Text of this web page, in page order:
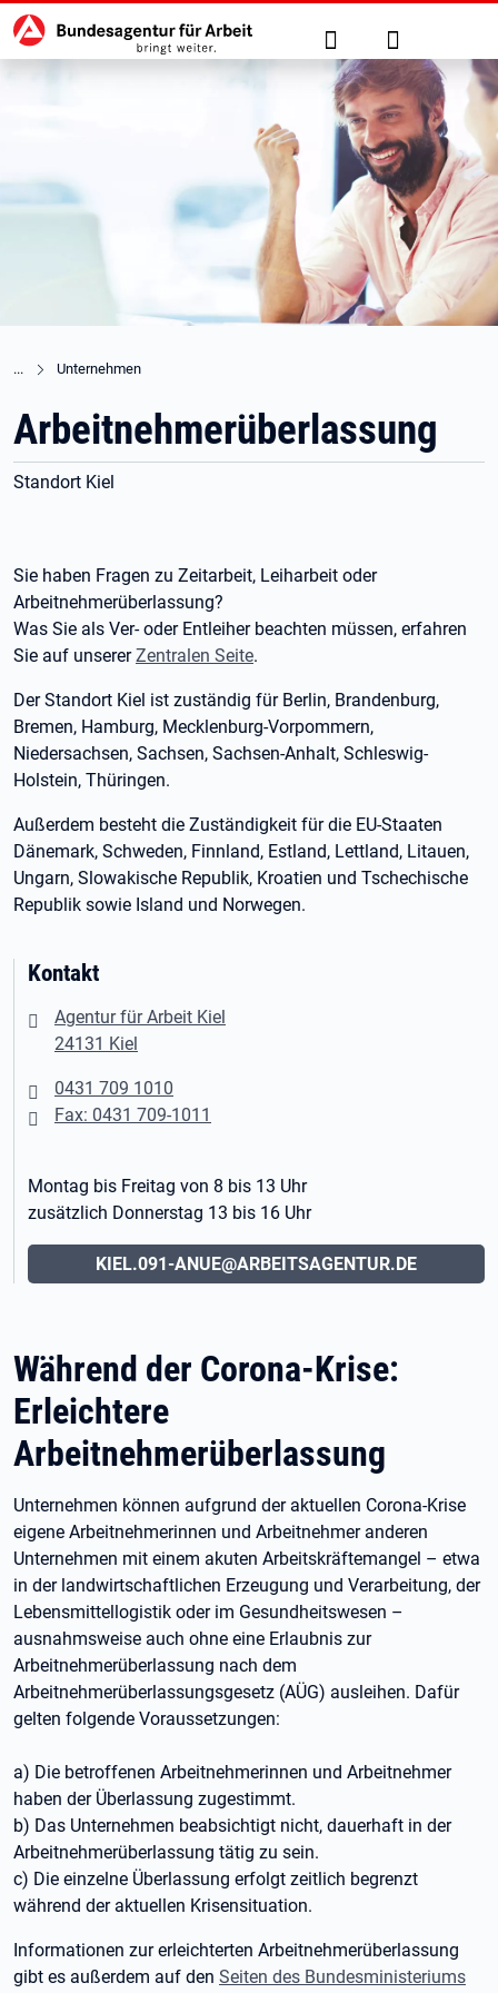
zu den Hauptinhalten springen
Hauptnavigation Suche Anmelden
Unternehmen
Arbeitnehmerüberlassung
Standort Kiel
Sie haben Fragen zu Zeitarbeit, Leiharbeit oder
Arbeitnehmerüberlassung?
Was Sie als Ver- oder Entleiher beachten müssen, erfahren
Sie auf unsererZentralen Seite.
Der Standort Kiel ist zuständig für Berlin, Brandenburg,
Bremen, Hamburg, Mecklenburg-Vorpommern,
Niedersachsen, Sachsen, Sachsen-Anhalt, Schleswig-
Holstein, Thüringen.
Außerdem besteht die Zuständigkeit für die EU-Staaten
Dänemark, Schweden, Finnland, Estland, Lettland, Litauen,
Ungarn, Slowakische Republik, Kroatien und Tschechische
Republik sowie Island und Norwegen.
Kontakt
Agentur für Arbeit Kiel
24131 Kiel
0431 709 1010
Fax: 0431 709-1011
Montag bis Freitag von 8 bis 13 Uhr
zusätzlich Donnerstag 13 bis 16 Uhr
KIEL.091-ANUE@ARBEITSAGENTUR.DE
Während der Corona-Krise:
Erleichtere
Arbeitnehmerüberlassung
Unternehmen können aufgrund der aktuellen Corona-Krise
eigene Arbeitnehmerinnen und Arbeitnehmer anderen
Unternehmen mit einem akuten Arbeitskräftemangel – etwa
in der landwirtschaftlichen Erzeugung und Verarbeitung, der
Lebensmittellogistik oder im Gesundheitswesen –
ausnahmsweise auch ohne eine Erlaubnis zur
Arbeitnehmerüberlassung nach dem
Arbeitnehmerüberlassungsgesetz (AÜG) ausleihen. Dafür
gelten folgende Voraussetzungen:
a) Die betroffenen Arbeitnehmerinnen und Arbeitnehmer
haben der Überlassung zugestimmt.
b) Das Unternehmen beabsichtigt nicht, dauerhaft in der
Arbeitnehmerüberlassung tätig zu sein.
c) Die einzelne Überlassung erfolgt zeitlich begrenzt
während der aktuellen Krisensituation.
Informationen zur erleichterten Arbeitnehmerüberlassung
gibt es außerdem auf den Seiten des Bundesministeriums